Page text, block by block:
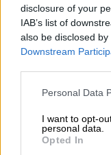
disclosure of your
IAB’s list of
also be disclosed
Downstream
Please note that
not limited to your
grant or deny
use your data for
Personal Data
I want to opt-
personal data.
Opted In
Αστυνομία/Eurokinissi
Συνελήφθησαν
39 και 45 ετών,
παραβάσεις